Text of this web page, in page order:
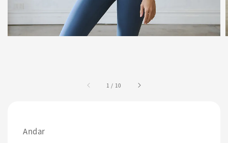
1 / 10
Andar